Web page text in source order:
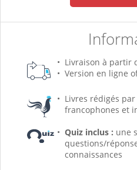
Livraison à partir
Version en ligne
Livres rédigés
francophones et
Quiz inclus : une
questions/
connaissances